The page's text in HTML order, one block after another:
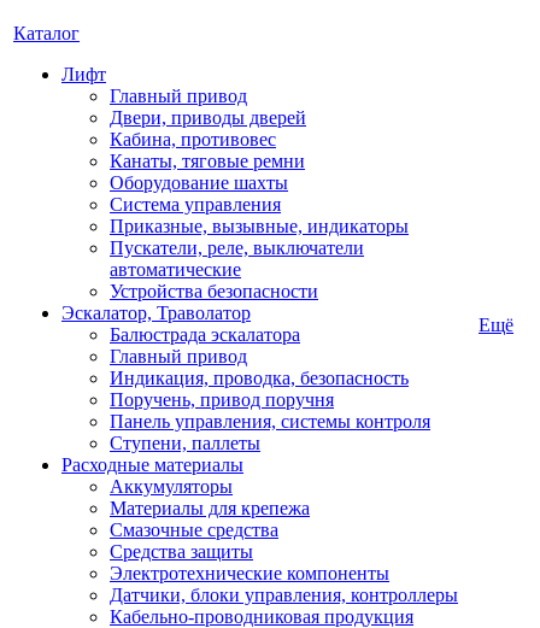
Каталог
Лифт
Главный привод
Двери, приводы дверей
Кабина, противовес
Канаты, тяговые ремни
Оборудование шахты
Система управления
Приказные, вызывные, индикаторы
Пускатели, реле, выключатели
автоматические
Устройства безопасности
Эскалатор, Траволатор
Балюстрада эскалатора
Главный привод
Индикация, проводка, безопасность
Поручень, привод поручня
Панель управления, системы контроля
Ступени, паллеты
Расходные материалы
Аккумуляторы
Материалы для крепежа
Смазочные средства
Средства защиты
Электротехнические компоненты
Датчики, блоки управления, контроллеры
Кабельно-проводниковая продукция
Ещё